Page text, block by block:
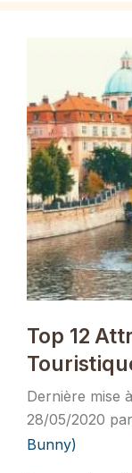
Top 12
28/05/2020 par
Bunny)